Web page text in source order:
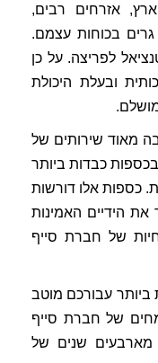
אזרחים רבים,
בכוחות עצמם.
לפריצה. על כן
ובעלת היכולת
מאוד שירותים של
כבדות ביותר
כספות אלו דורשות
את הידיים האמינות
של חברת סייף
עבורכם מוטב
של חברת סייף
מארבעים שנים של